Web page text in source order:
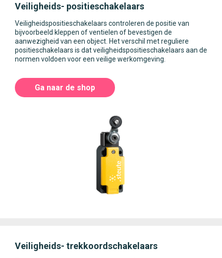
Veiligheids- positieschakelaars
Veiligheidspositieschakelaars controleren de positie van
bijvoorbeeld kleppen of ventielen of bevestigen de
aanwezigheid van een object. Het verschil met reguliere
positieschakelaars is dat veiligheidspositieschakelaars aan de
normen voldoen voor een veilige werkomgeving.
Ga naar de shop
Veiligheids- trekkoordschakelaars